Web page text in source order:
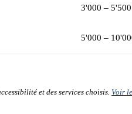
3'000 –
5'000 –
et des services choisis. Voir